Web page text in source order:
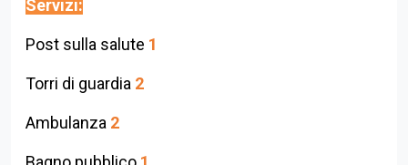
Servizi:
Post sulla salute 1
Torri di guardia 2
Ambulanza 2